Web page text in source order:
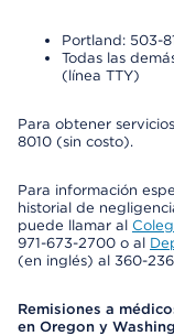
Portland: 503-
Todas las
(línea TTY)
Para obtener
8010 (sin costo).
Para información
historial de
puede llamar al
971-673-2700 o al
(en inglés) al 360-
Remisiones a
en Oregon y